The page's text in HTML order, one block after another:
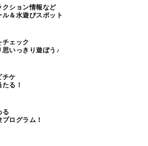
クション情報など
＆水遊びスポット
チェック
いっきり遊ぼう♪
チケ
る！
る
ログラム！